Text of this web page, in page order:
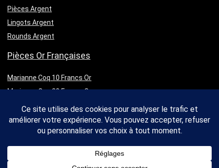
Pièces Argent
Lingots Argent
Rounds Argent
Pièces Or Françaises
Marianne Coq 10 Francs Or
Marianne Coq 20 Francs Or
Napoléon 10 Francs Or
Napoléon 20 Francs Or